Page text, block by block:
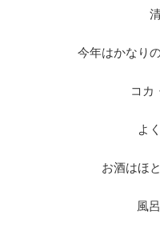
今年はかなり
コカ
よ
お酒はほ
風